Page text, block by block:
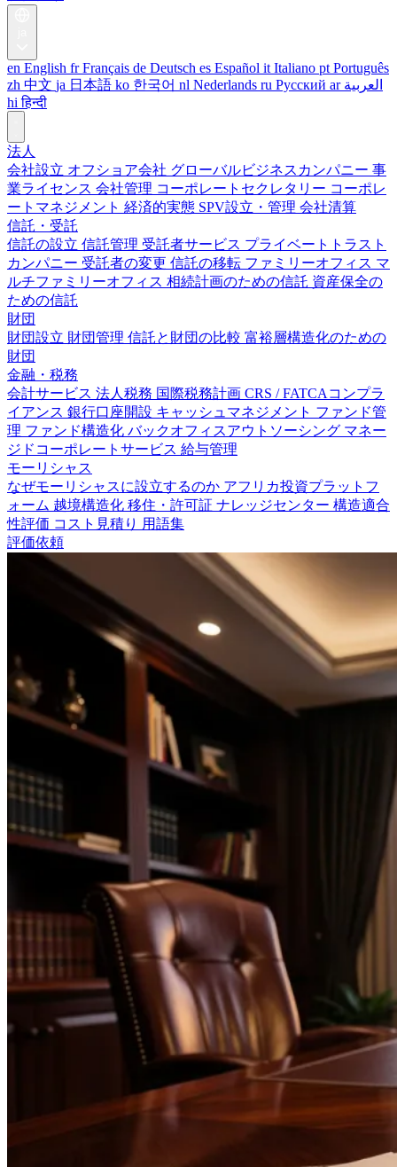
en English fr Français de Deutsch es Español it Italiano pt Português
zh 中文 ja 日本語 ko 한국어 nl Nederlands ru Русский ar العربية
hi हिन्दी
法人
会社設立 オフショア会社 グローバルビジネスカンパニー 事
業ライセンス 会社管理 コーポレートセクレタリー コーポレ
ートマネジメント 経済的実態 SPV設立・管理 会社清算
信託・受託
信託の設立 信託管理 受託者サービス プライベートトラスト
カンパニー 受託者の変更 信託の移転 ファミリーオフィス マ
ルチファミリーオフィス 相続計画のための信託 資産保全の
ための信託
財団
財団設立 財団管理 信託と財団の比較 富裕層構造化のための
財団
金融・税務
会計サービス 法人税務 国際税務計画 CRS / FATCAコンプラ
イアンス 銀行口座開設 キャッシュマネジメント ファンド管
理 ファンド構造化 バックオフィスアウトソーシング マネー
ジドコーポレートサービス 給与管理
モーリシャス
なぜモーリシャスに設立するのか アフリカ投資プラットフ
ォーム 越境構造化 移住・許可証 ナレッジセンター 構造適合
性評価 コスト見積り 用語集
評価依頼